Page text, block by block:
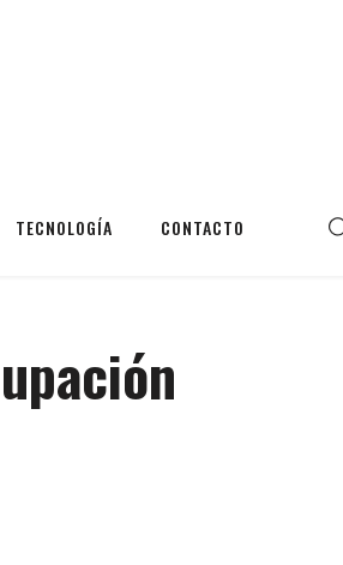
TECNOLOGÍA CONTACTO